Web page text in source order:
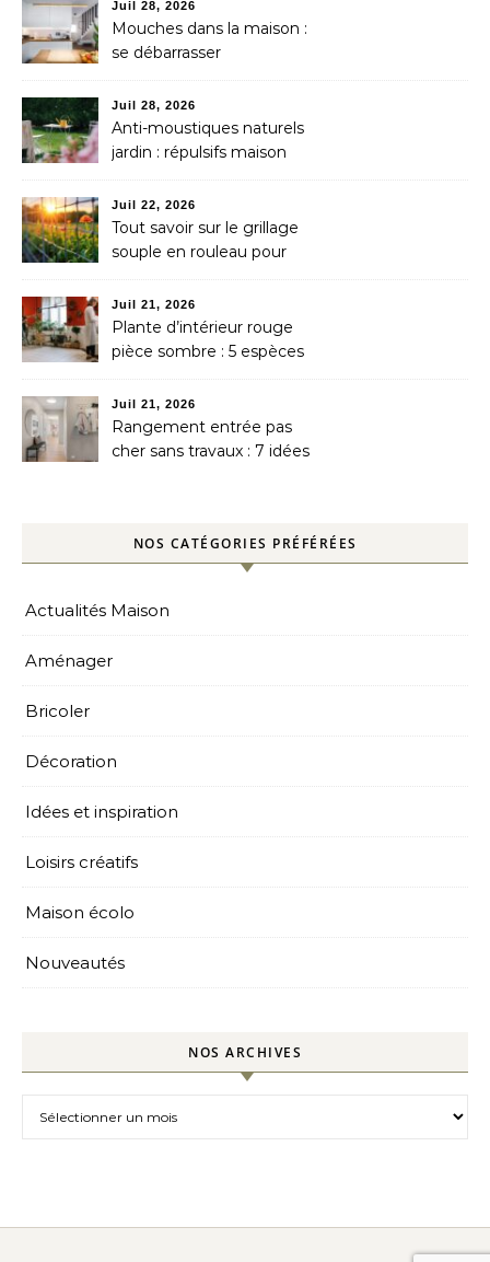
Juil 28, 2026
Mouches dans la maison :
se débarrasser
Juil 28, 2026
Anti-moustiques naturels
jardin : répulsifs maison
Juil 22, 2026
Tout savoir sur le grillage
souple en rouleau pour
petit prix
Juil 21, 2026
Plante d’intérieur rouge
pièce sombre : 5 espèces
Juil 21, 2026
Rangement entrée pas
cher sans travaux : 7 idées
NOS CATÉGORIES PRÉFÉRÉES
Actualités Maison
Aménager
Bricoler
Décoration
Idées et inspiration
Loisirs créatifs
Maison écolo
Nouveautés
NOS ARCHIVES